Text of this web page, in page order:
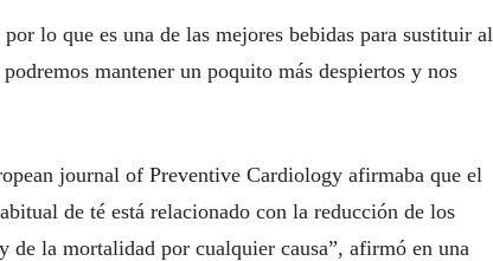
lo que es una de las mejores bebidas para sustituir al
mantener un poquito más despiertos y nos
journal of Preventive Cardiology afirmaba que el
de té está relacionado con la reducción de los
de la mortalidad por cualquier causa”, afirmó en una